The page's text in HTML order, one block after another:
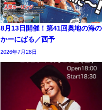
8月13日開催！第41回奥地の海の
かーにばる／西予
2026年7月28日